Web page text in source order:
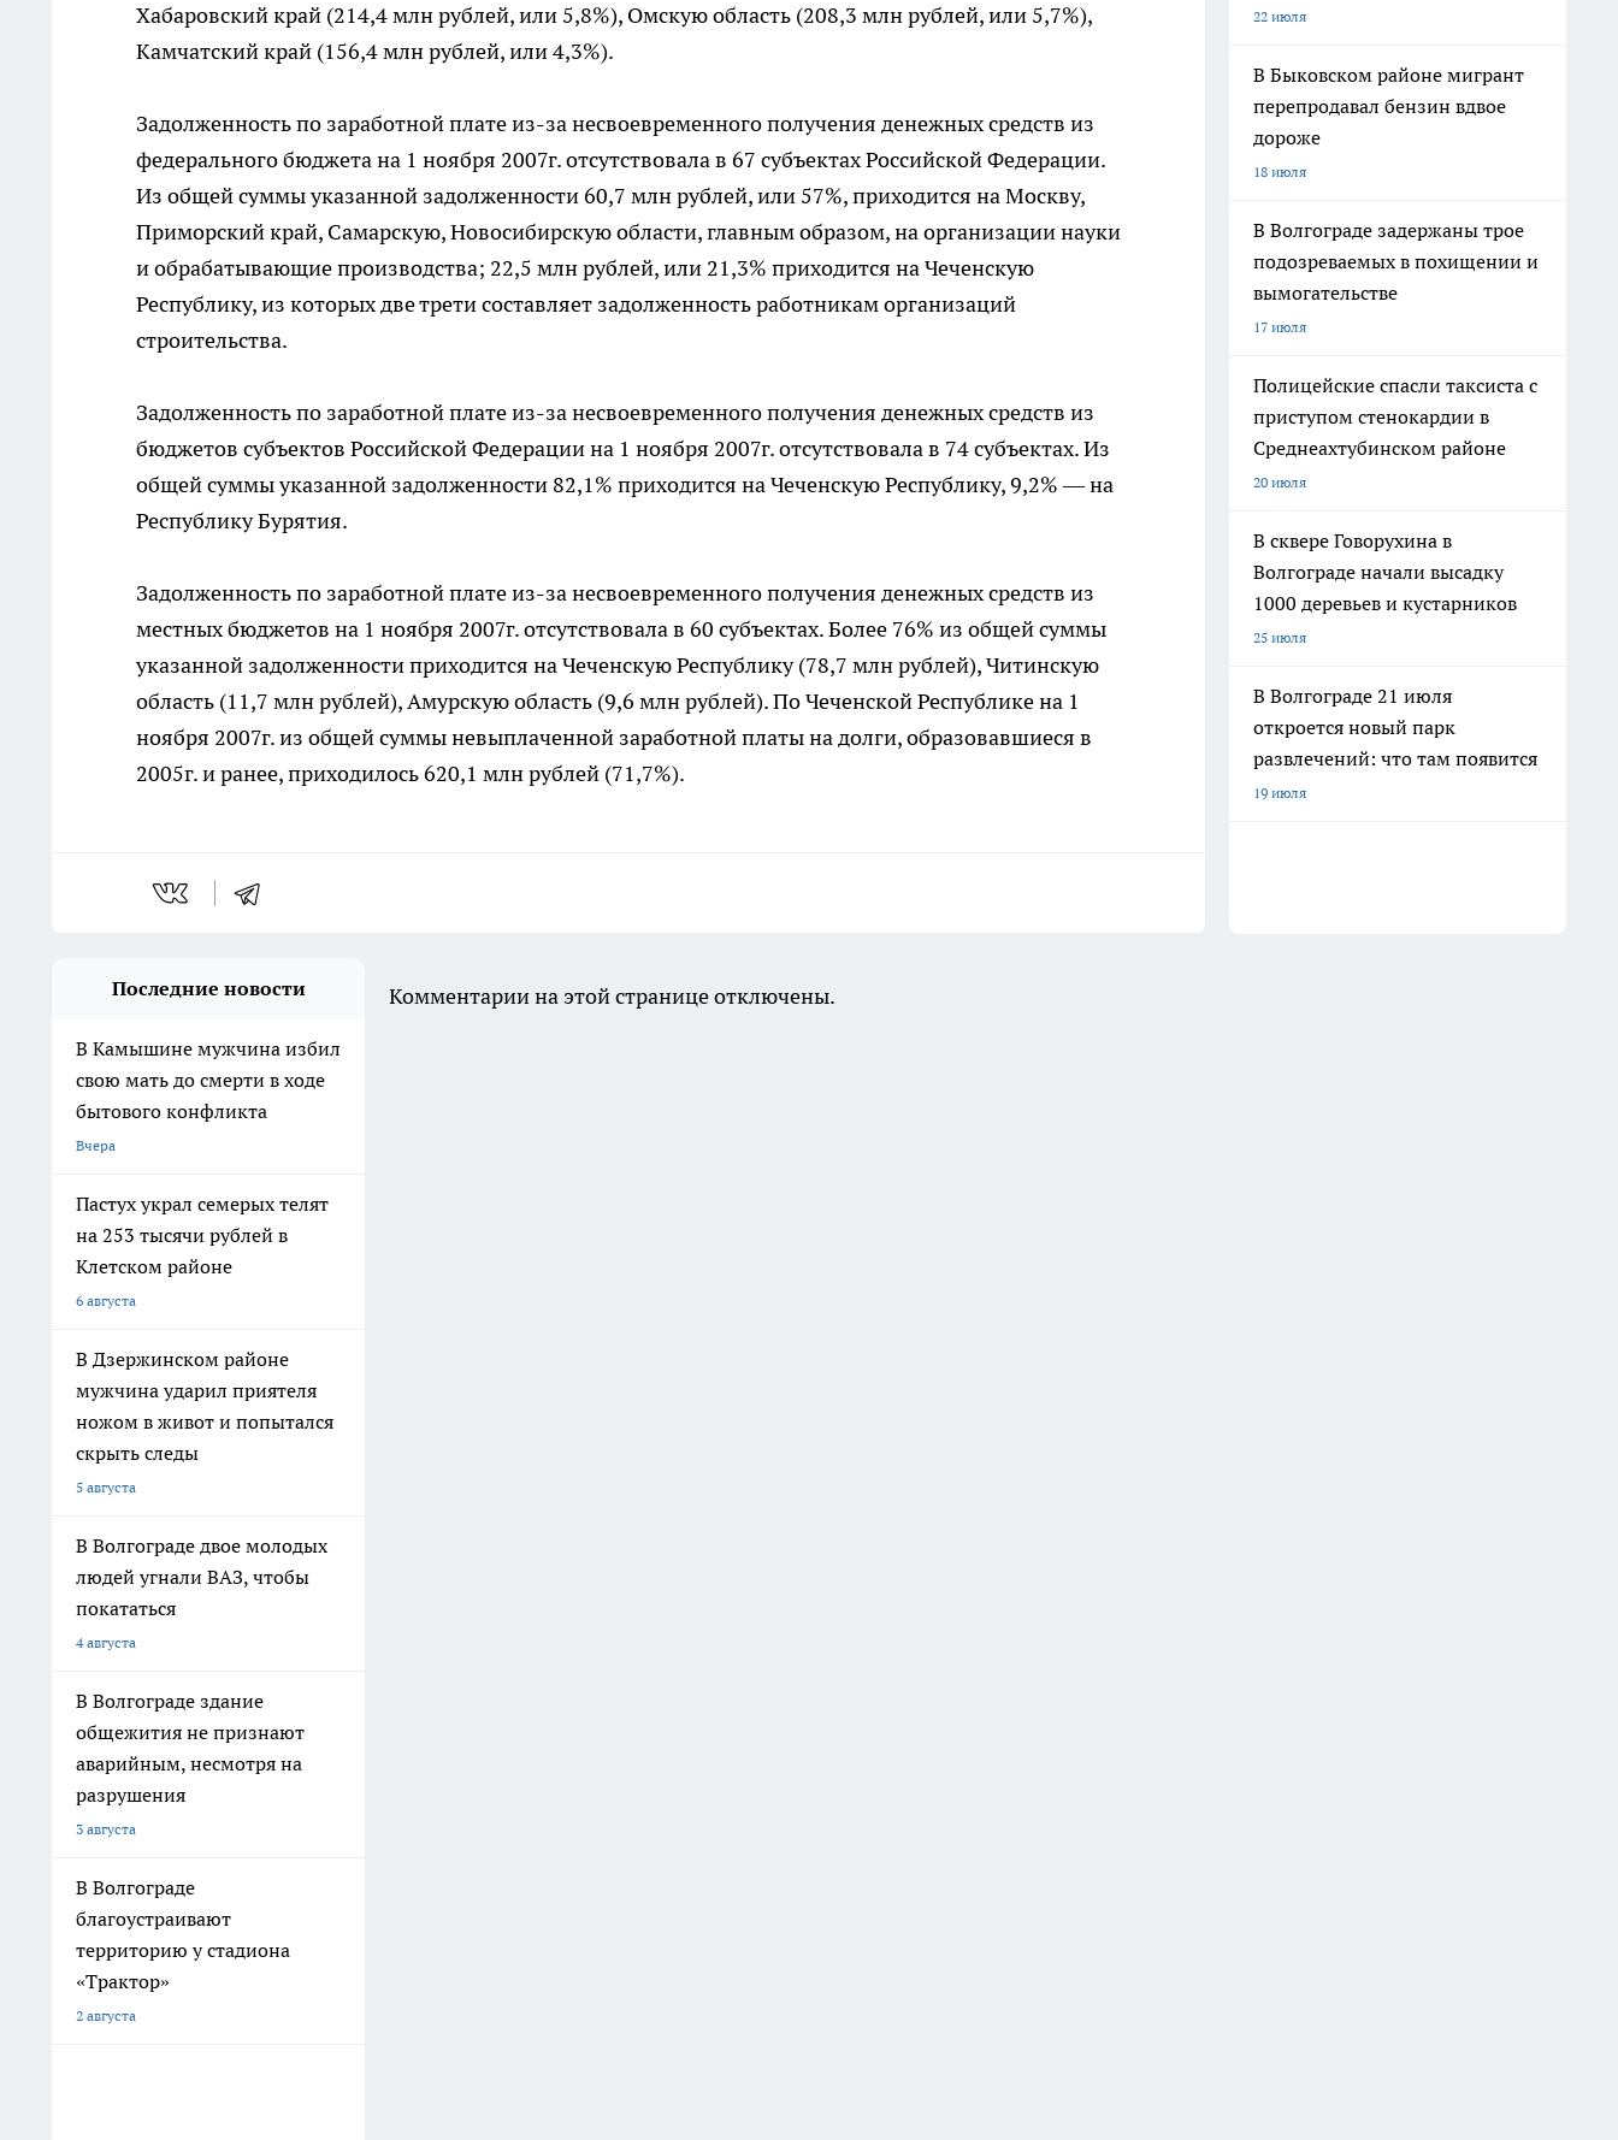
Хабаровский край (214,4 млн рублей, или 5,8%), Омскую область (208,3 млн рублей, или 5,7%),
Камчатский край (156,4 млн рублей, или 4,3%).
Задолженность по заработной плате из-за несвоевременного получения денежных средств из
федерального бюджета на 1 ноября 2007г. отсутствовала в 67 субъектах Российской Федерации.
Из общей суммы указанной задолженности 60,7 млн рублей, или 57%, приходится на Москву,
Приморский край, Самарскую, Новосибирскую области, главным образом, на организации науки
и обрабатывающие производства; 22,5 млн рублей, или 21,3% приходится на Чеченскую
Республику, из которых две трети составляет задолженность работникам организаций
строительства.
Задолженность по заработной плате из-за несвоевременного получения денежных средств из
бюджетов субъектов Российской Федерации на 1 ноября 2007г. отсутствовала в 74 субъектах. Из
общей суммы указанной задолженности 82,1% приходится на Чеченскую Республику, 9,2% — на
Республику Бурятия.
Задолженность по заработной плате из-за несвоевременного получения денежных средств из
местных бюджетов на 1 ноября 2007г. отсутствовала в 60 субъектах. Более 76% из общей суммы
указанной задолженности приходится на Чеченскую Республику (78,7 млн рублей), Читинскую
область (11,7 млн рублей), Амурскую область (9,6 млн рублей). По Чеченской Республике на 1
ноября 2007г. из общей суммы невыплаченной заработной платы на долги, образовавшиеся в
2005г. и ранее, приходилось 620,1 млн рублей (71,7%).
22 июля
В Быковском районе мигрант
перепродавал бензин вдвое
дороже
18 июля
В Волгограде задержаны трое
подозреваемых в похищении и
вымогательстве
17 июля
Полицейские спасли таксиста с
приступом стенокардии в
Среднеахтубинском районе
20 июля
В сквере Говорухина в
Волгограде начали высадку
1000 деревьев и кустарников
25 июля
В Волгограде 21 июля
откроется новый парк
развлечений: что там появится
19 июля
Последние новости
В Камышине мужчина избил
свою мать до смерти в ходе
бытового конфликта
Вчера
Пастух украл семерых телят
на 253 тысячи рублей в
Клетском районе
6 августа
В Дзержинском районе
мужчина ударил приятеля
ножом в живот и попытался
скрыть следы
5 августа
В Волгограде двое молодых
людей угнали ВАЗ, чтобы
покататься
4 августа
В Волгограде здание
общежития не признают
аварийным, несмотря на
разрушения
3 августа
В Волгограде
благоустраивают
территорию у стадиона
«Трактор»
2 августа
Комментарии на этой странице отключены.